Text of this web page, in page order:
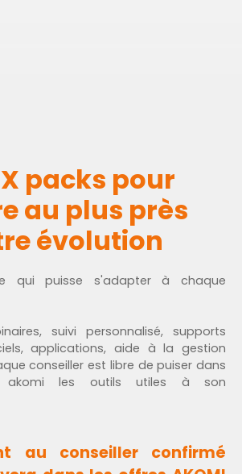
packs pour
au plus près
évolution
qui puisse s'adapter à chaque
suivi personnalisé, supports
applications, aide à la gestion
conseiller est libre de puiser dans
akomi les outils utiles à son
au conseiller confirmé